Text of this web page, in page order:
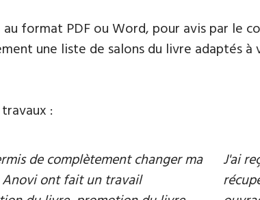
format PDF ou Word, pour avis par le
une liste de salons du livre
:
de complètement changer ma
ont fait un travail
J'ai